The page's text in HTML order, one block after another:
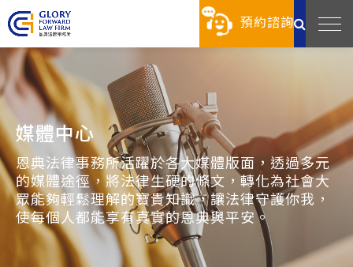
預約諮詢
媒體中心
恩典法律事務所活躍於各大媒體版面，透過多元
的媒體途徑，將法律生硬的條文，轉化為社會大
眾能夠輕鬆理解的寶貴知識，讓法律守護你我，
使每個人都能享有真實的恩典與平安。